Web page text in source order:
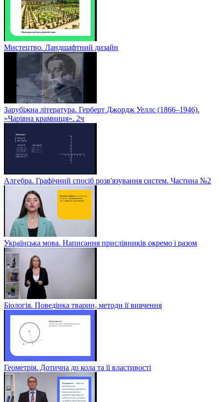
Мистецтво. Ландшафтний дизайн
Зарубіжна література. Герберт Джордж Уеллс (1866–1946).
«Чарівна крамниця». 2ч
Алгебра. Графічний спосіб розв'язування систем. Частина №2
Українська мова. Написання прислівників окремо і разом
Біологія. Поведінка тварин, методи її вивчення
Геометрія. Дотична до кола та її властивості